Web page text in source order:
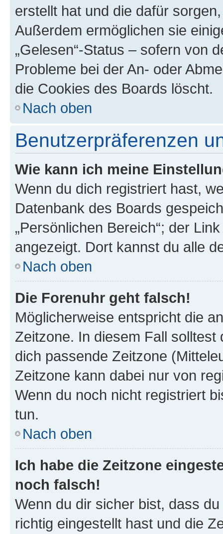
erstellt hat und die dafür
Außerdem ermöglichen sie
„Gelesen“-Status – sofern von
Probleme bei der An- oder
die Cookies des Boards löscht.
Nach oben
Benutzerpräferenzen
Wie kann ich meine
Wenn du dich registriert hast,
Datenbank des Boards
„Persönlichen Bereich“; der
angezeigt. Dort kannst du alle
Nach oben
Die Forenuhr geht falsch!
Möglicherweise entspricht die
Zeitzone. In diesem Fall solltest
dich passende Zeitzone
Zeitzone kann dabei nur von
Wenn du noch nicht registriert
tun.
Nach oben
Ich habe die Zeitzone
noch falsch!
Wenn du dir sicher bist, dass
richtig eingestellt hast und die